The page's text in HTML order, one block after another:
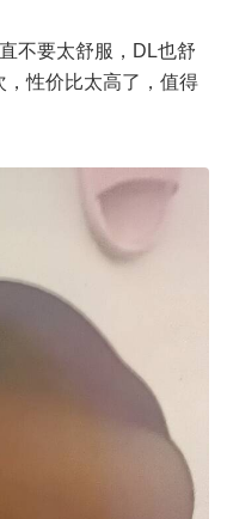
不要太舒服，DL也舒
，性价比太高了，值得